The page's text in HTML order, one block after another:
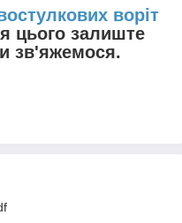
воріт
цього залиште
зв'яжемося.